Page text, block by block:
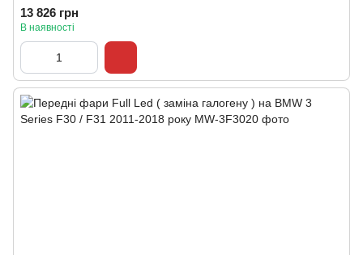
13 826 грн
В наявності